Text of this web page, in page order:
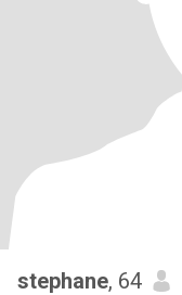
stephane, 64